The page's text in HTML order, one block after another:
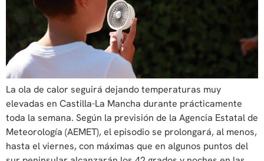
La ola de calor seguirá dejando temperaturas muy
elevadas en Castilla-La Mancha durante prácticamente
toda la semana. Según la previsión de la Agencia Estatal de
Meteorología (AEMET), el episodio se prolongará, al menos,
hasta el viernes, con máximas que en algunos puntos del